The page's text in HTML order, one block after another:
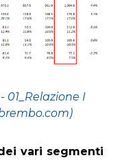
01_Relazione I
vari segmenti